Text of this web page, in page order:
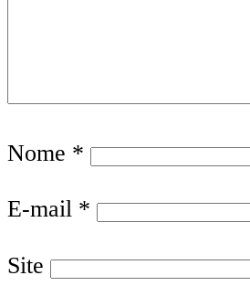
Nome *
E-mail *
Site